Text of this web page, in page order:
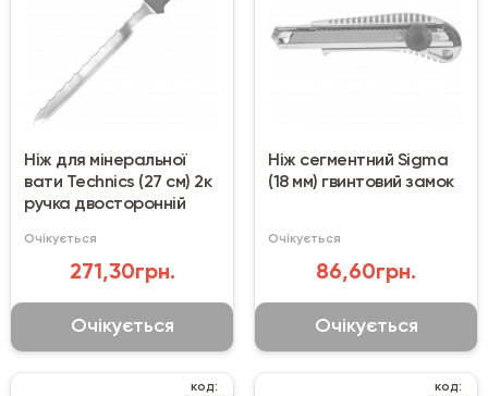
Ніж для мінеральної
вати Technics (27 см) 2к
ручка двосторонній
Очікується
271,30грн.
Очікується
Ніж сегментний Sigma
(18 мм) гвинтовий замок
Очікується
86,60грн.
Очікується
код:
код: